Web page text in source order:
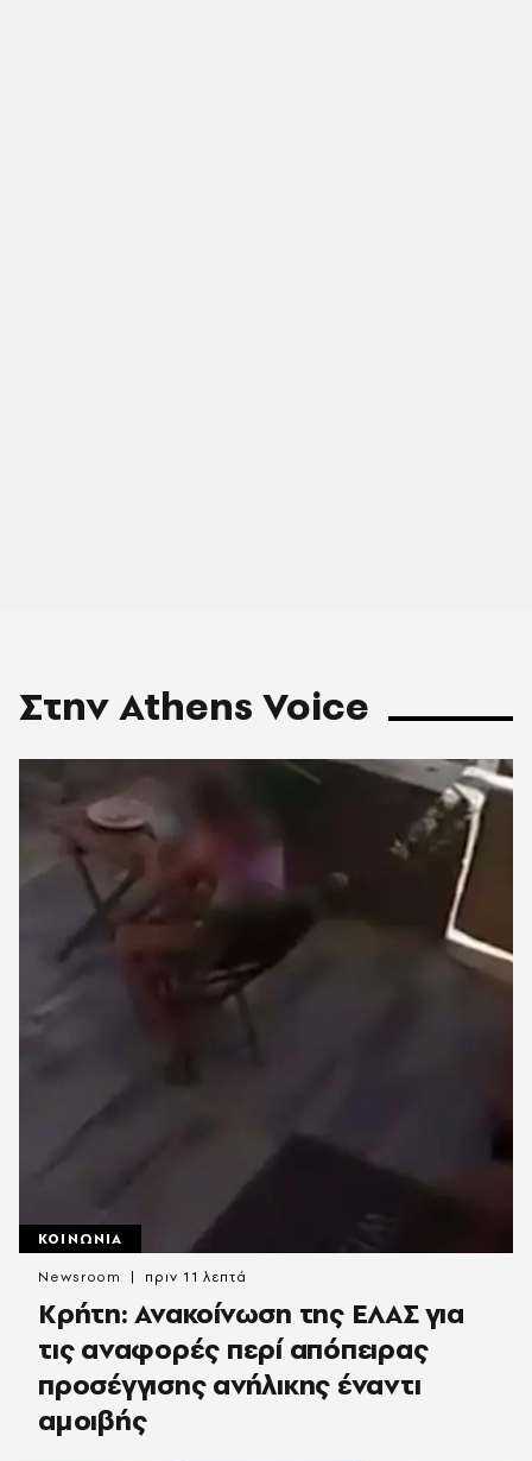
Στην Athens Voice
ΚΟΙΝΩΝΙΑ
Κρήτη: Ανακοίνωση της ΕΛΑΣ για
τις αναφορές περί απόπειρας
προσέγγισης ανήλικης έναντι
αμοιβής
Newsroom πριν 11 λεπτά